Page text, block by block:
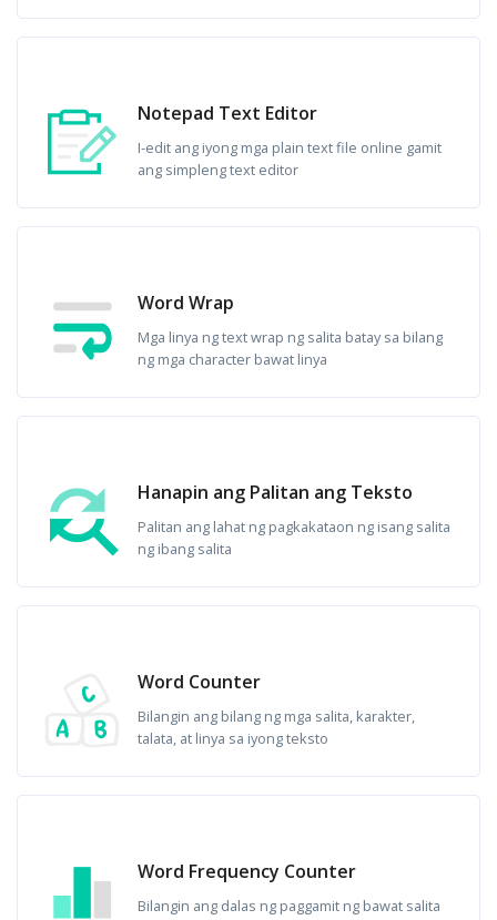
Notepad Text Editor
I-edit ang iyong mga plain text file online gamit
ang simpleng text editor
Word Wrap
Mga linya ng text wrap ng salita batay sa bilang
ng mga character bawat linya
Hanapin ang Palitan ang Teksto
Palitan ang lahat ng pagkakataon ng isang salita
ng ibang salita
Word Counter
Bilangin ang bilang ng mga salita, karakter,
talata, at linya sa iyong teksto
Word Frequency Counter
Bilangin ang dalas ng paggamit ng bawat salita